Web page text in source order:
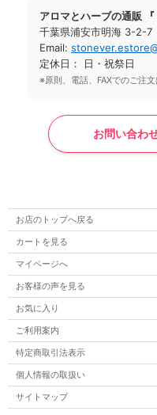
アロマとハーブの通販 『
千葉県浦安市明海 3-2-7
Email:
定休日： 日・祝祭日
※原則、電話、FAXでのご注文
お問い合わ
お店のトップへ戻る
カートを見る
マイページへ
お客様の声を見る
お気に入り
ご利用案内
特定商取引法表示
個人情報の取扱い
サイトマップ